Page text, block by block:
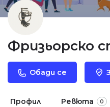
Фризьорско
Обади се
Профил Ревюта 0